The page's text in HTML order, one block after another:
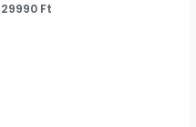
29990 Ft